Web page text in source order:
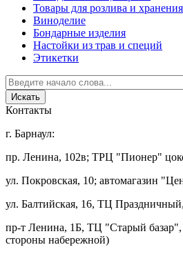
Товары для розлива и хранения
Виноделие
Бондарные изделия
Настойки из трав и специй
Этикетки
Контакты
г. Барнаул:
пр. Ленина, 102в; ТРЦ "Пионер"
ул. Покровская, 10; автомагазин
ул. Балтийская, 16, ТЦ
пр-т Ленина, 1Б, ТЦ "Старый базар",
стороны набережной)